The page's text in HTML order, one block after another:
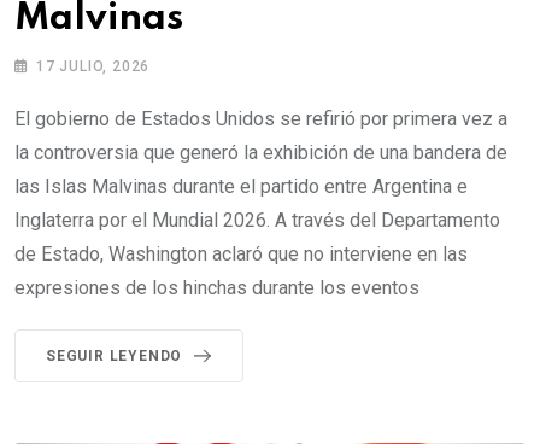
Malvinas
17 JULIO, 2026
El gobierno de Estados Unidos se refirió por primera vez a
la controversia que generó la exhibición de una bandera de
las Islas Malvinas durante el partido entre Argentina e
Inglaterra por el Mundial 2026. A través del Departamento
de Estado, Washington aclaró que no interviene en las
expresiones de los hinchas durante los eventos
SEGUIR LEYENDO